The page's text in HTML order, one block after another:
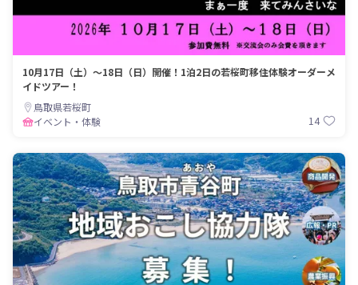
10月17日（土）～18日（日）開催！1泊2日の若桜町移住体験オーダーメ
イドツアー！
鳥取県若桜町
イベント・体験
14